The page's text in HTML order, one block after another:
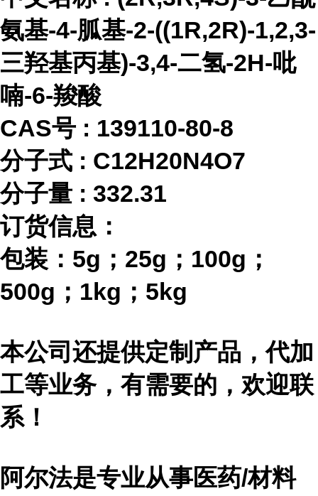
氨基-4-胍基-2-((1R,2R)-1,2,3-
三羟基丙基)-3,4-二氢-2H-吡
喃-6-羧酸
CAS号 : 139110-80-8
分子式 : C12H20N4O7
分子量 : 332.31
订货信息：
包装： 5g；25g；100g；
500g；1kg；5kg
本公司还提供定制产品，代加
工等业务，有需要的，欢迎联
系！
阿尔法是专业从事医药/材料